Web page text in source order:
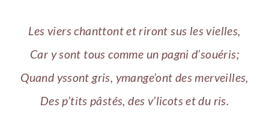
Les viers chanttont et riront sus les vielles,
Car y sont tous comme un pagni d’souéris;
Quand yssont gris, ymange’ont des merveilles,
Des p’tits pâstés, des v’licots et du ris.